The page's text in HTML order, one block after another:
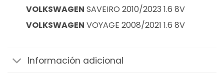
VOLKSWAGEN SAVEIRO 2010/2023 1.6 8V
VOLKSWAGEN VOYAGE 2008/2021 1.6 8V
Información adicional